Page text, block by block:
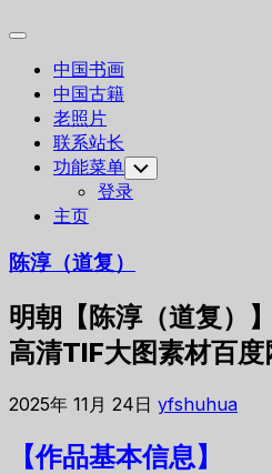
Expand
中国书画
中国古籍
老照片
联系站长
功能菜单 Toggle
Child
Menu
登录
主页
陈淳（道复）
明朝【陈淳（道复）
高清TIF大图素材百度
2025年 11月 24日 yfshuhua
【作品基本信息】